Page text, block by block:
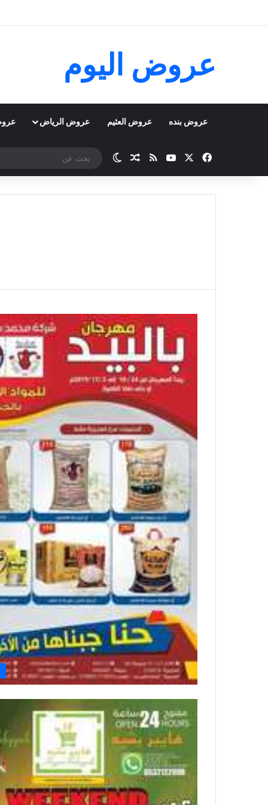
عروض اليوم
عروض بنده عروض العثيم عروض الرياض
فيسبوك ‫YouTubeملخص الموقع RSS
مقال عشوائي
الوضع المظلم